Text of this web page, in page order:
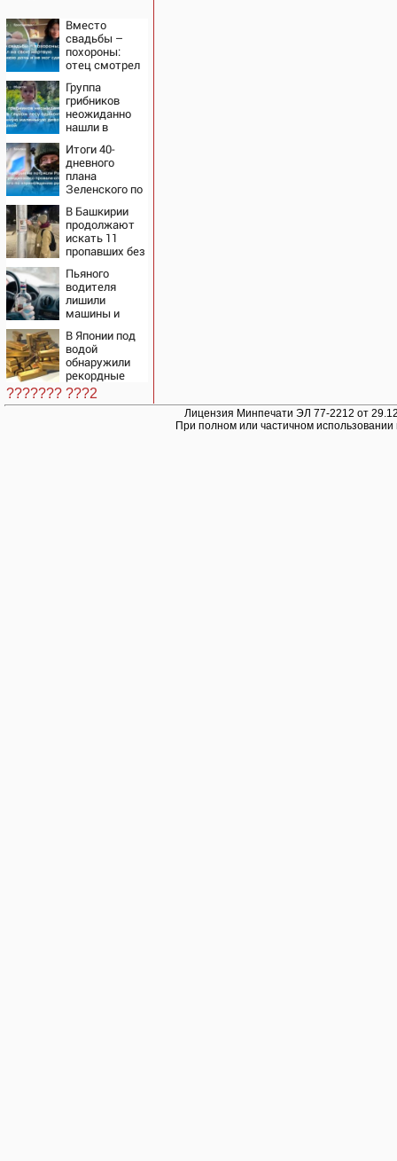
Вместо
свадьбы –
похороны:
отец смотрел
мертвую 16-
летнюю дочь
и не мог
сдержать
слезы
Группа
грибников
неожиданно
нашли в
одинокую
испуганную
маленькую
девочку с
игрушкой
Итоги 40-
дневного
плана
Зеленского по
к миру: как
ответила
Россия,
полный разбор
провала
операции
Украины от
военкора Коца
В Башкирии
продолжают
искать 11
пропавших без
Пьяного
водителя
лишили
машины и
тюрь
В Японии под
водой
обнаружили
рекордные
запасы
«невидимого»
??????? ???2
Лицензия Минпечати ЭЛ 77-2212 от
При полном или частичном